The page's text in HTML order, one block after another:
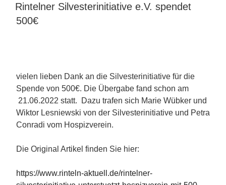
AM
Rintelner Silvesterinitiative e.V. spendet
500€
vielen lieben Dank an die Silvesterinitiative für die
Spende von 500€. Die Übergabe fand schon am
21.06.2022 statt. Dazu trafen sich Marie Wübker und
Wiktor Lesniewski von der Silvesterinitiative und Petra
Conradi vom Hospizverein.
Die Original Artikel finden Sie hier:
https://www.rinteln-aktuell.de/rintelner-